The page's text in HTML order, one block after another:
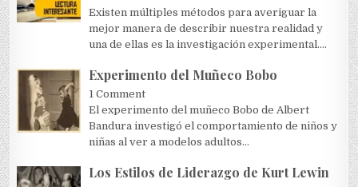
Existen múltiples métodos para averiguar la
mejor manera de describir nuestra realidad y
una de ellas es la investigación experimental....
Experimento del Muñeco Bobo
1 Comment
El experimento del muñeco Bobo de Albert
Bandura investigó el comportamiento de niños y
niñas al ver a modelos adultos...
Los Estilos de Liderazgo de Kurt Lewin